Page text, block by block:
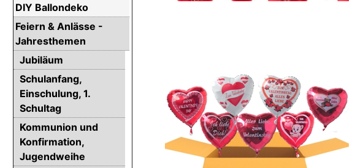
DIY Ballondeko
Feiern & Anlässe -
Jahresthemen
Jubiläum
Schulanfang,
Einschulung, 1.
Schultag
Kommunion und
Konfirmation,
Jugendweihe